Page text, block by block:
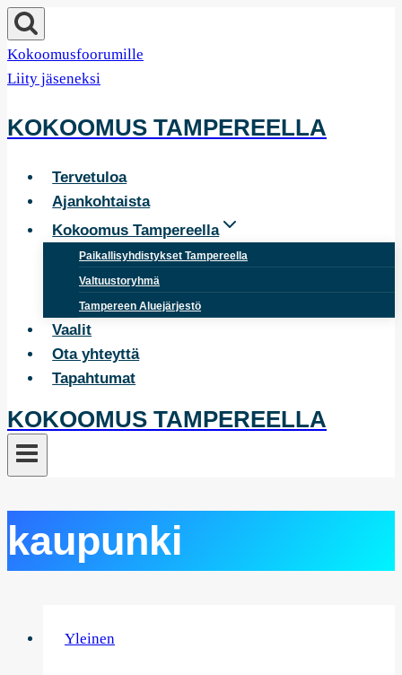
Siirry
sisältöön
Kokoomusfoorumille
Liity jäseneksi
KOKOOMUS TAMPEREELLA
Tervetuloa
Ajankohtaista
Kokoomus Tampereella
Paikallisyhdistykset Tampereella
Valtuustoryhmä
Tampereen Aluejärjestö
Vaalit
Ota yhteyttä
Tapahtumat
KOKOOMUS TAMPEREELLA
kaupunki
Yleinen